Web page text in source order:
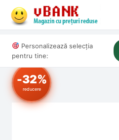
Personalizează selecția
pentru tine:
-32%
reducere